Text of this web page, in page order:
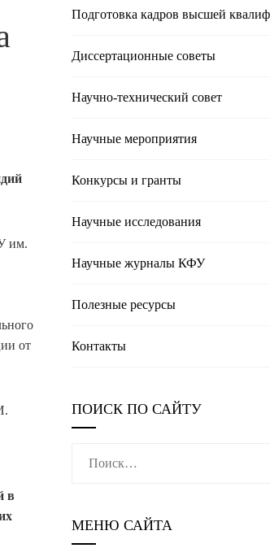
им.
от
в
Подготовка кадров высшей
Диссертационные советы
Научно-технический совет
Научные мероприятия
Конкурсы и гранты
Научные исследования
Научные журналы КФУ
Полезные реcурсы
Контакты
ПОИСК ПО САЙТУ
МЕНЮ САЙТА